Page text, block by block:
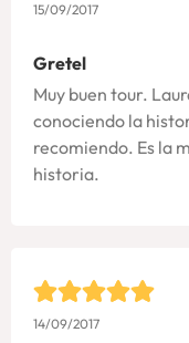
15/09/2017
Gretel
Muy buen tour.
conociendo la
recomiendo. Es la
historia.
14/09/2017